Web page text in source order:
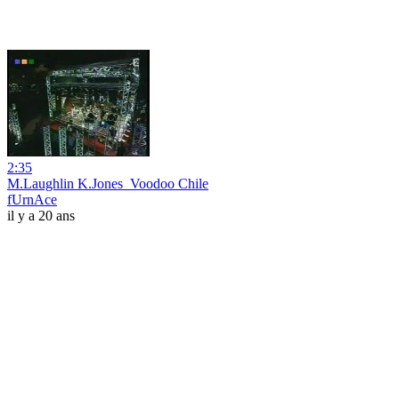
2:35
M.Laughlin K.Jones_Voodoo Chile
fUrnAce
il y a 20 ans